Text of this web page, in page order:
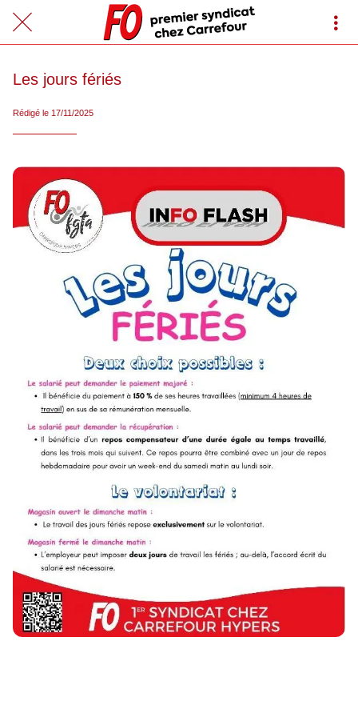
Les jours fériés
Rédigé le 17/11/2025